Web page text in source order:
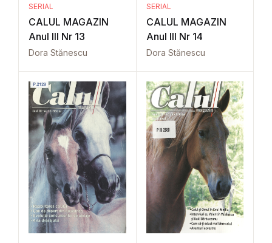
SERIAL
CALUL MAGAZIN
Anul III Nr 13
Dora Stănescu
SERIAL
CALUL MAGAZIN
Anul III Nr 14
Dora Stănescu